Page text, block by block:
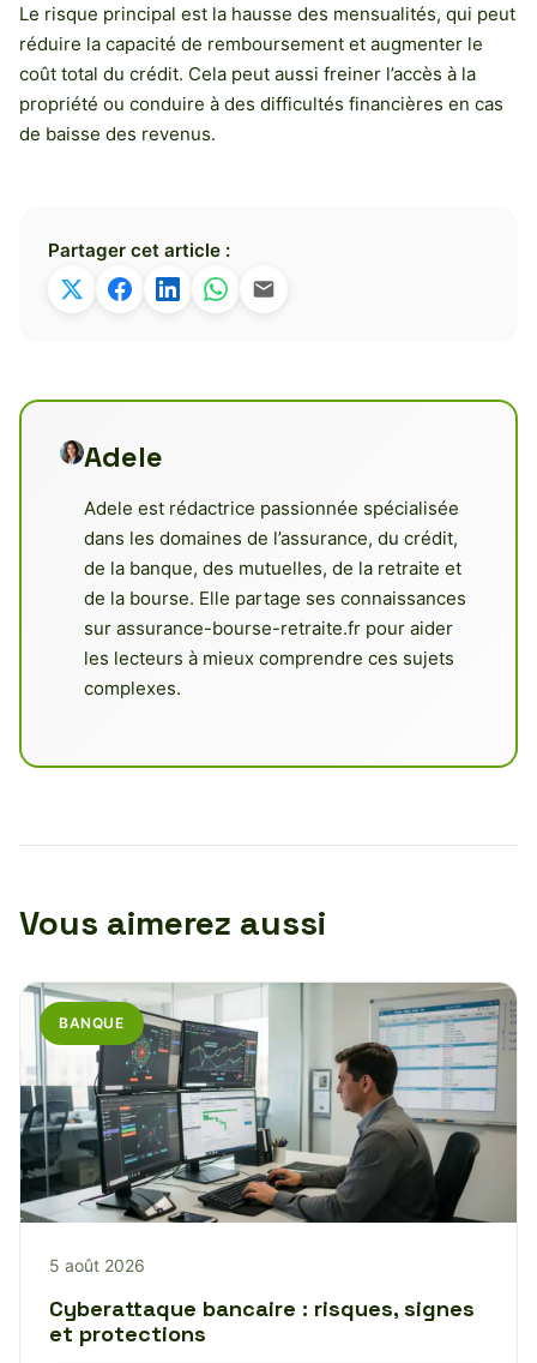
Le risque principal est la hausse des mensualités, qui peut
réduire la capacité de remboursement et augmenter le
coût total du crédit. Cela peut aussi freiner l’accès à la
propriété ou conduire à des difficultés financières en cas
de baisse des revenus.
Partager cet article :
Adele
Adele est rédactrice passionnée spécialisée
dans les domaines de l’assurance, du crédit,
de la banque, des mutuelles, de la retraite et
de la bourse. Elle partage ses connaissances
sur assurance-bourse-retraite.fr pour aider
les lecteurs à mieux comprendre ces sujets
complexes.
Vous aimerez aussi
BANQUE
5 août 2026
Cyberattaque bancaire : risques, signes
et protections